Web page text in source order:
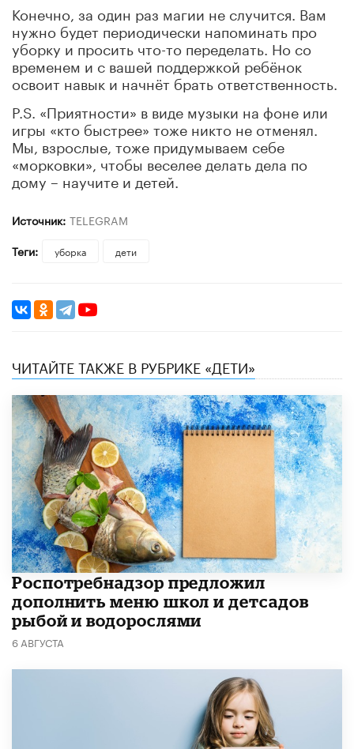
Конечно, за один раз магии не случится. Вам
нужно будет периодически напоминать про
уборку и просить что-то переделать. Но со
временем и с вашей поддержкой ребёнок
освоит навык и начнёт брать ответственность.
P.S. «Приятности» в виде музыки на фоне или
игры «кто быстрее» тоже никто не отменял.
Мы, взрослые, тоже придумываем себе
«морковки», чтобы веселее делать дела по
дому – научите и детей.
Источник: TELEGRAM
Теги:
уборка дети
ЧИТАЙТЕ ТАКЖЕ В РУБРИКЕ «ДЕТИ»
Роспотребнадзор предложил
дополнить меню школ и детсадов
рыбой и водорослями
6 АВГУСТА